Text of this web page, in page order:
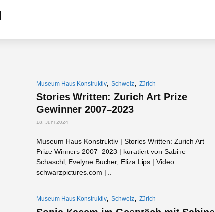
Museum Haus Konstruktiv, Schweiz, Zürich
Stories Written: Zurich Art Prize
Gewinner 2007–2023
18. Juni 2024
Museum Haus Konstruktiv | Stories Written: Zurich Art
Prize Winners 2007–2023 | kuratiert von Sabine
Schaschl, Evelyne Bucher, Eliza Lips | Video:
schwarzpictures.com |...
Museum Haus Konstruktiv, Schweiz, Zürich